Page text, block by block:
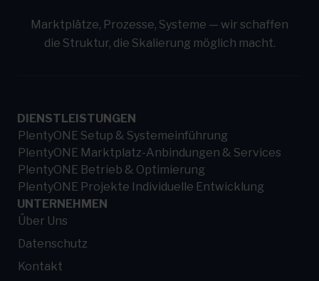
Marktplätze, Prozesse, Systeme — wir schaffen
die Struktur, die Skalierung möglich macht.
DIENSTLEISTUNGEN
PlentyONE Setup & Systemeinführung
PlentyONE Marktplatz-Anbindungen & Services
PlentyONE Betrieb & Optimierung
PlentyONE Projekte Individuelle Entwicklung
UNTERNEHMEN
Über Uns
Datenschutz
Kontakt